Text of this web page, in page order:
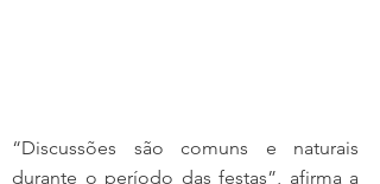
“Discussões são comuns e naturais
durante o período das festas”, afirma a